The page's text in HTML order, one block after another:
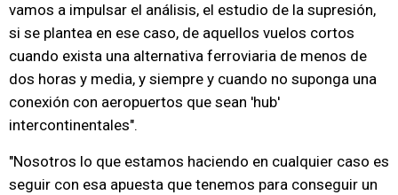
vamos a impulsar el análisis, el estudio de la supresión,
si se plantea en ese caso, de aquellos vuelos cortos
cuando exista una alternativa ferroviaria de menos de
dos horas y media, y siempre y cuando no suponga una
conexión con aeropuertos que sean 'hub'
intercontinentales".
"Nosotros lo que estamos haciendo en cualquier caso es
seguir con esa apuesta que tenemos para conseguir un